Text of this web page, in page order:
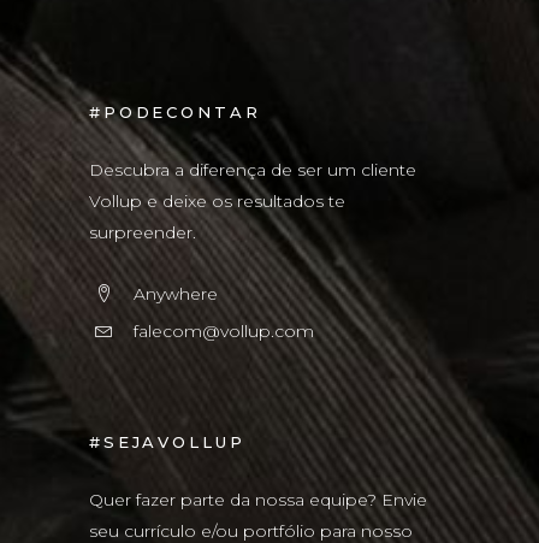
#PODECONTAR
Descubra a diferença de ser um cliente
Vollup e deixe os resultados te
surpreender.
Anywhere
falecom@vollup.com
#SEJAVOLLUP
Quer fazer parte da nossa equipe? Envie
seu currículo e/ou portfólio para nosso